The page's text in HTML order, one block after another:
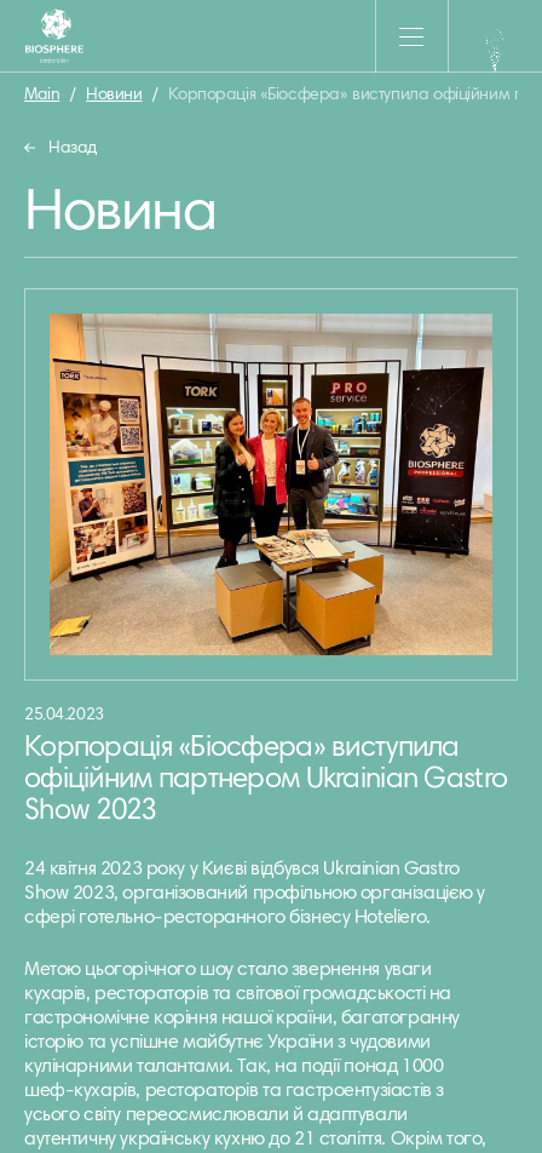
Main / Новини / Корпорація «Біосфера» виступила офіційним
Назад
Новина
25.04.2023
Корпорація «Біосфера» виступила
офіційним партнером Ukrainian Gastro
Show 2023
24 квітня 2023 року у Києві відбувся Ukrainian Gastro
Show 2023, організований профільною організацією у
сфері готельно-ресторанного бізнесу Hoteliero.
Метою цьогорічного шоу стало звернення уваги
кухарів, рестораторів та світової громадськості на
гастрономічне коріння нашої країни, багатогранну
історію та успішне майбутнє України з чудовими
кулінарними талантами. Так, на події понад 1000
шеф-кухарів, рестораторів та гастроентузіастів з
усього світу переосмислювали й адаптували
аутентичну українську кухню до 21 століття. Окрім того,